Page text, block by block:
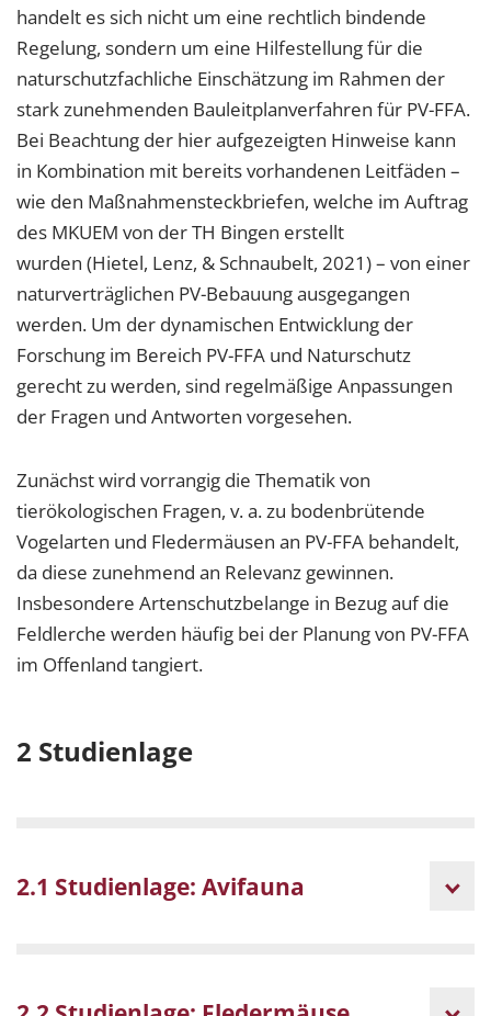
handelt es sich nicht um eine rechtlich bindende
Regelung, sondern um eine Hilfestellung für die
naturschutzfachliche Einschätzung im Rahmen der
stark zunehmenden Bauleitplanverfahren für PV-FFA.
Bei Beachtung der hier aufgezeigten Hinweise kann
in Kombination mit bereits vorhandenen Leitfäden –
wie den Maßnahmensteckbriefen, welche im Auftrag
des MKUEM von der TH Bingen erstellt
wurden (Hietel, Lenz, & Schnaubelt, 2021) – von einer
naturverträglichen PV-Bebauung ausgegangen
werden. Um der dynamischen Entwicklung der
Forschung im Bereich PV-FFA und Naturschutz
gerecht zu werden, sind regelmäßige Anpassungen
der Fragen und Antworten vorgesehen.
Zunächst wird vorrangig die Thematik von
tierökologischen Fragen, v. a. zu bodenbrütende
Vogelarten und Fledermäusen an PV-FFA behandelt,
da diese zunehmend an Relevanz gewinnen.
Insbesondere Artenschutzbelange in Bezug auf die
Feldlerche werden häufig bei der Planung von PV-FFA
im Offenland tangiert.
2 Studienlage
2.1 Studienlage: Avifauna